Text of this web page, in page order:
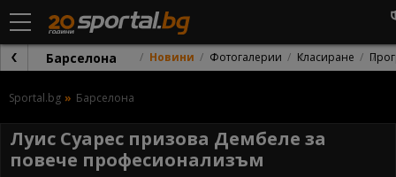
Барселона Новини Фотогалерии Класиране
Sportal.bg Барселона
Луис Суарес призова Дембеле за
повече професионализъм